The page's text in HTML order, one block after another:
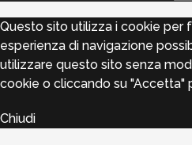
Questo sito utilizza i cookie per
esperienza di navigazione
utilizzare questo sito senza
cookie o cliccando su "Accetta"
Chiudi